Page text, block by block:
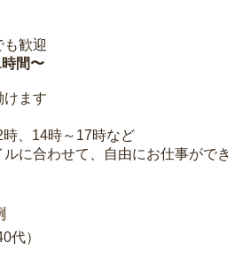
歓迎
間〜
けます
、14時～17時など
に合わせて、自由にお仕事ができ
代）